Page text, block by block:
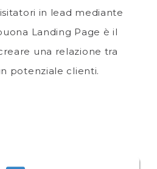
in lead mediante
Landing Page è il
una relazione tra
potenziale clienti.